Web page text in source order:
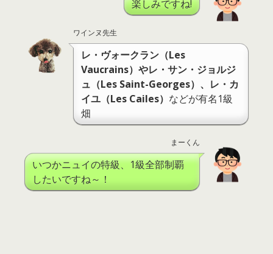
楽しみですね!
ワインヌ先生
レ・ヴォークラン（Les
Vaucrains）やレ・サン・ジョルジ
ュ（Les Saint-Georges）、レ・カ
イユ（Les Cailes） などが有名1級
畑
まーくん
いつかニュイの特級、1級全部制覇
したいですね～！